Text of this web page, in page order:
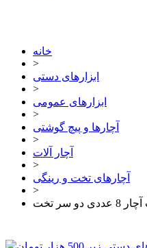
خانه
>
ابزارهای دستی
>
ابزارهای عمومی
>
آچارها و پیچ گوشتی
>
آچار آلات
>
آچارهای تخت و رینگی
>